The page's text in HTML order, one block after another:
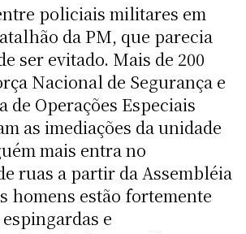
policiais militares em
da PM, que parecia
ser evitado. Mais de 200
Nacional de Segurança e
de Operações Especiais
as imediações da unidade
mais entra no
ruas a partir da Assembléia
homens estão fortemente
e